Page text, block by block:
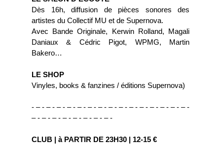
Dès 16h, diffusion de pièces sonores des
artistes du Collectif MU et de Supernova.
Avec Bande Originale, Kerwin Rolland, Magali
Daniaux & Cédric Pigot, WPMG, Martin
Bakero…
LE SHOP
Vinyles, books & fanzines / éditions Supernova)
- – - – - – - – - – - – - – - – - – - – - – - – - – - – - – -
– - – - – - – - – - – - – - – -
CLUB | à PARTIR DE 23H30 | 12-15 €